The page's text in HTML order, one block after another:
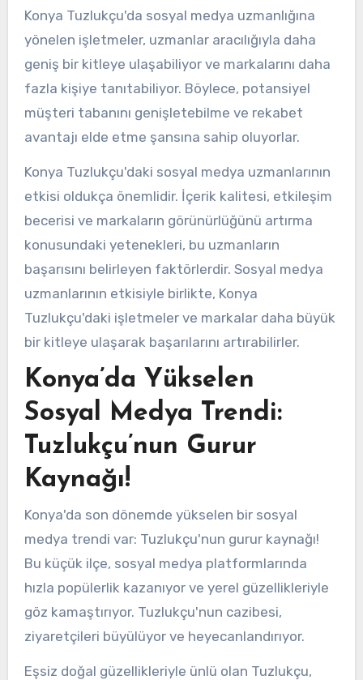
Konya Tuzlukçu'da sosyal medya uzmanlığına
yönelen işletmeler, uzmanlar aracılığıyla daha
geniş bir kitleye ulaşabiliyor ve markalarını daha
fazla kişiye tanıtabiliyor. Böylece, potansiyel
müşteri tabanını genişletebilme ve rekabet
avantajı elde etme şansına sahip oluyorlar.
Konya Tuzlukçu'daki sosyal medya uzmanlarının
etkisi oldukça önemlidir. İçerik kalitesi, etkileşim
becerisi ve markaların görünürlüğünü artırma
konusundaki yetenekleri, bu uzmanların
başarısını belirleyen faktörlerdir. Sosyal medya
uzmanlarının etkisiyle birlikte, Konya
Tuzlukçu'daki işletmeler ve markalar daha büyük
bir kitleye ulaşarak başarılarını artırabilirler.
Konya’da Yükselen
Sosyal Medya Trendi:
Tuzlukçu’nun Gurur
Kaynağı!
Konya'da son dönemde yükselen bir sosyal
medya trendi var: Tuzlukçu'nun gurur kaynağı!
Bu küçük ilçe, sosyal medya platformlarında
hızla popülerlik kazanıyor ve yerel güzellikleriyle
göz kamaştırıyor. Tuzlukçu'nun cazibesi,
ziyaretçileri büyülüyor ve heyecanlandırıyor.
Eşsiz doğal güzellikleriyle ünlü olan Tuzlukçu,